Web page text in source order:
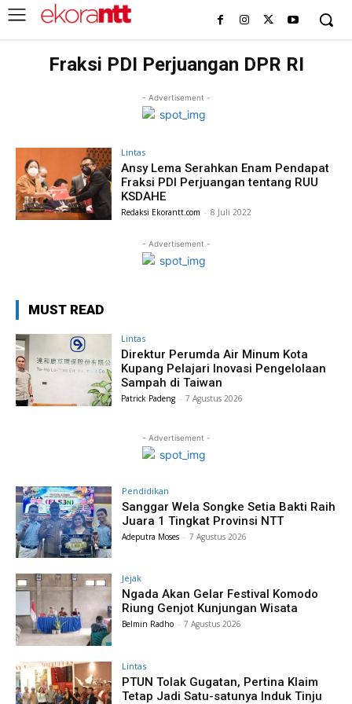
Fraksi PDI Perjuangan DPR RI
- Advertisement -
Lintas
Ansy Lema Serahkan Enam Pendapat
Fraksi PDI Perjuangan tentang RUU
KSDAHE
Redaksi Ekorantt.com - 8 Juli 2022
- Advertisement -
MUST READ
Lintas
Direktur Perumda Air Minum Kota
Kupang Pelajari Inovasi Pengelolaan
Sampah di Taiwan
Patrick Padeng - 7 Agustus 2026
- Advertisement -
Pendidikan
Sanggar Wela Songke Setia Bakti Raih
Juara 1 Tingkat Provinsi NTT
Adeputra Moses - 7 Agustus 2026
Jejak
Ngada Akan Gelar Festival Komodo
Riung Genjot Kunjungan Wisata
Belmin Radho - 7 Agustus 2026
Lintas
PTUN Tolak Gugatan, Pertina Klaim
Tetap Jadi Satu-satunya Induk Tinju